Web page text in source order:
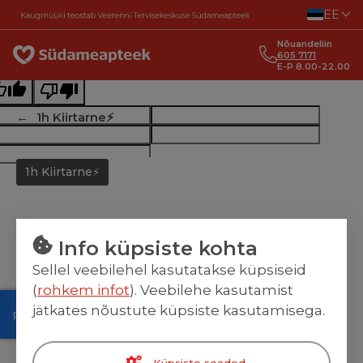
EE
Nõuandeliin
605 7171
E-P 8.00-22.00
1h Kiirtarne⚡
1h Kiirtarne⚡
text
this translation
feedback will be used to help improve Google Translate
Info küpsiste kohta
Sellel veebilehel kasutatakse küpsiseid
(rohkem infot). Veebilehe kasutamist
jätkates nõustute küpsiste kasutamisega.